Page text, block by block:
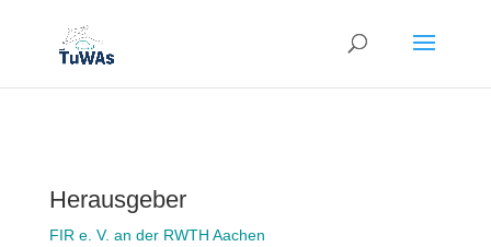
Herausgeber
FIR e. V. an der RWTH Aachen